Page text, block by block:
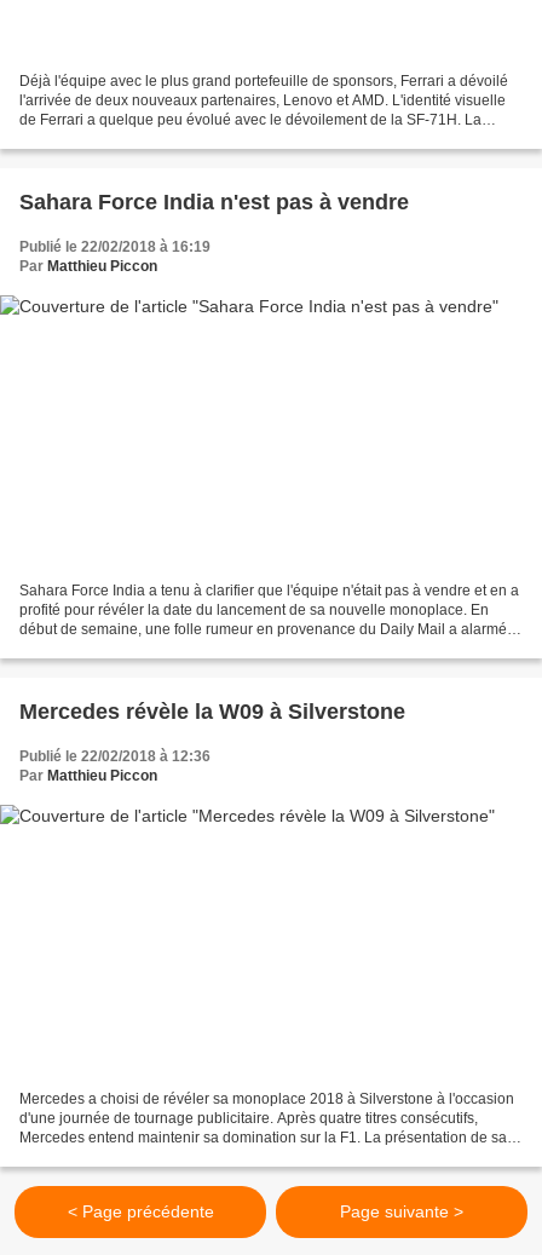
Déjà l'équipe avec le plus grand portefeuille de sponsors, Ferrari a dévoilé
l'arrivée de deux nouveaux partenaires, Lenovo et AMD. L'identité visuelle
de Ferrari a quelque peu évolué avec le dévoilement de la SF-71H. La
Sahara Force India n'est pas à vendre
Publié le 22/02/2018 à 16:19
Par Matthieu Piccon
Sahara Force India a tenu à clarifier que l'équipe n'était pas à vendre et en a
profité pour révéler la date du lancement de sa nouvelle monoplace. En
début de semaine, une folle rumeur en provenance du Daily Mail a alarmé la
Mercedes révèle la W09 à Silverstone
Publié le 22/02/2018 à 12:36
Par Matthieu Piccon
Mercedes a choisi de révéler sa monoplace 2018 à Silverstone à l'occasion
d'une journée de tournage publicitaire. Après quatre titres consécutifs,
Mercedes entend maintenir sa domination sur la F1. La présentation de sa
< Page précédente Page suivante >